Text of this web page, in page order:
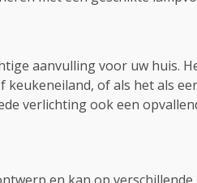
aanvulling voor uw huis.
of als het als
verlichting ook een